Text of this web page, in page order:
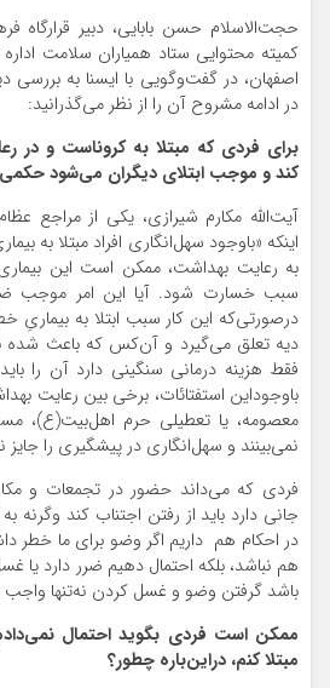
حجت‌الاسلام حسن بابایی، دبیر قرارگاه
کمیته محتوایی ستاد همیاران سلامت
اصفهان، در گفت‌وگویی با ایسنا به بررسی
در ادامه مشروح آن را از نظر می‌گذرانید:
برای فردی که مبتلا به کروناست و در
کند و موجب ابتلای دیگران می‌شود حکمی
آیت‌الله مکارم شیرازی، یکی از مراجع
اینکه «باوجود سهل‌انگاری افراد مبتلا به
به رعایت بهداشت، ممکن است این
سبب خسارت شود. آیا این امر موجب
درصورتی‌که این کار سبب ابتلا به بیماریِ
دیه تعلق می‌گیرد و آن‌کس که باعث شده
فقط هزینه درمانی سنگینی دارد آن را
باوجوداین استفتائات، برخی بین رعایت
معصومه، یا تعطیلی حرم اهل‌بیت(ع)،
نمی‌بینند و سهل‌انگاری در پیشگیری را جایز
فردی که می‌داند حضور در تجمعات و
جانی دارد باید از رفتن اجتناب کند
در احکام هم داریم اگر وضو برای ما خطر
هم نباشد، بلکه احتمال دهیم ضرر دارد یا
باشد گرفتن وضو و غسل کردن نه‌تنها
ممکن است فردی بگوید احتمال
مبتلا کنم، دراین‌باره چطور؟